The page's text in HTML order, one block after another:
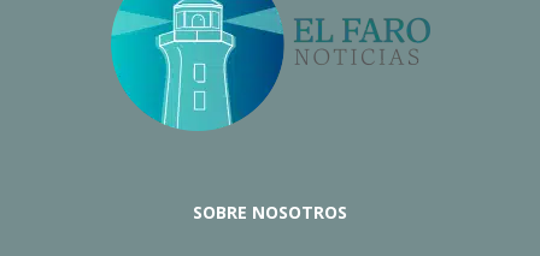
SOBRE NOSOTROS